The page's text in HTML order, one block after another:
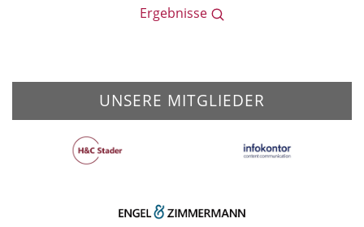
Ergebnisse
UNSERE MITGLIEDER